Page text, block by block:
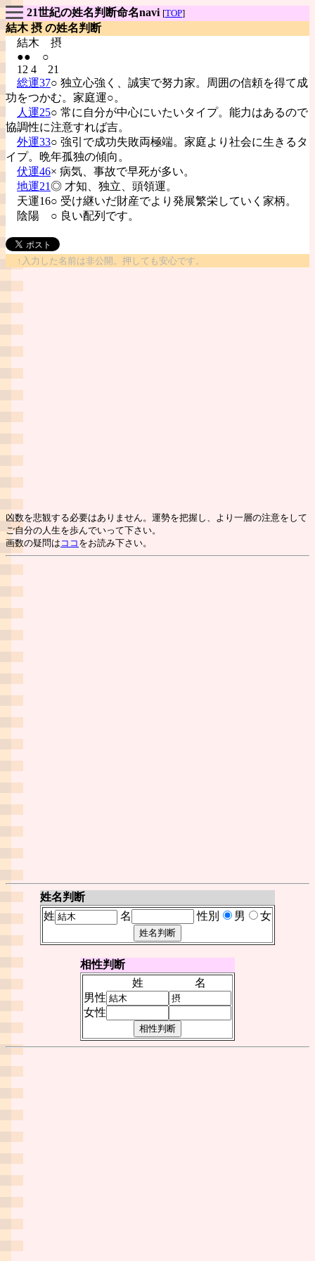
21世紀の姓名判断命名navi [TOP]
結木 摂 の姓名判断
結木 摂
●● ○
12 4 21
総運37○ 独立心強く、誠実で努力家。周囲の信頼を得て成
功をつかむ。家庭運○。
人運25○ 常に自分が中心にいたいタイプ。能力はあるので
協調性に注意すれば吉。
外運33○ 強引で成功失敗両極端。家庭より社会に生きるタ
イプ。晩年孤独の傾向。
伏運46× 病気、事故で早死が多い。
地運21◎ 才知、独立、頭領運。
天運16○ 受け継いだ財産でより発展繁栄していく家柄。
陰陽 ○ 良い配列です。
↑入力した名前は非公開。押しても安心です。
凶数を悲観する必要はありません。運勢を把握し、より一層の注意をして
ご自分の人生を歩んでいって下さい。
画数の疑問は ココ をお読み下さい。
姓名判断
姓
名 性別 男 女
相性判断
姓
名
男性
女性